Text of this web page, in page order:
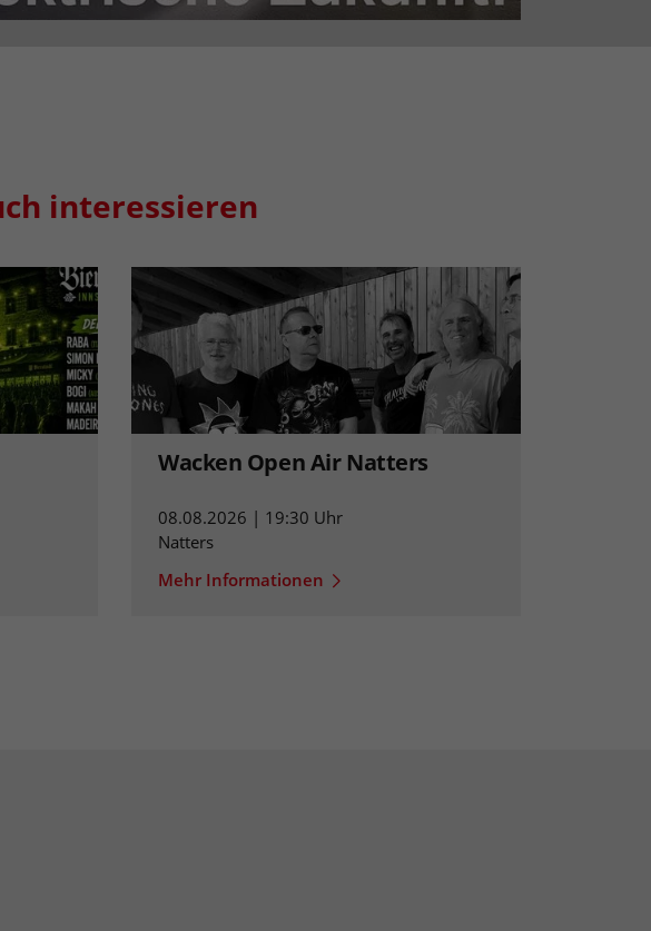
interessieren
Wacken Open Air Natters
08.08.2026 | 19:30 Uhr
Natters
Mehr Informationen